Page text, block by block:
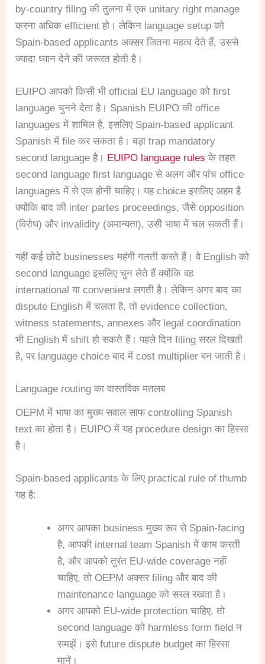
by-country filing की तुलना में एक unitary right manage
करना अधिक efficient हो। लेकिन language setup को
Spain-based applicants अक्सर जितना महत्व देते हैं, उससे
ज्यादा ध्यान देने की जरूरत होती है।
EUIPO आपको किसी भी official EU language को first
language चुनने देता है। Spanish EUIPO की office
languages में शामिल है, इसलिए Spain-based applicant
Spanish में file कर सकता है। बड़ा trap mandatory
second language है। EUIPO language rules के तहत
second language first language से अलग और पांच office
languages में से एक होनी चाहिए। यह choice इसलिए अहम है
क्योंकि बाद की inter partes proceedings, जैसे opposition
(विरोध) और invalidity (अमान्यता), उसी भाषा में चल सकती हैं।
यहीं कई छोटे businesses महंगी गलती करते हैं। वे English को
second language इसलिए चुन लेते हैं क्योंकि वह
international या convenient लगती है। लेकिन अगर बाद का
dispute English में चलता है, तो evidence collection,
witness statements, annexes और legal coordination
भी English में shift हो सकते हैं। पहले दिन filing सरल दिखती
है, पर language choice बाद में cost multiplier बन जाती है।
Language routing का वास्तविक मतलब
OEPM में भाषा का मुख्य सवाल साफ controlling Spanish
text का होता है। EUIPO में यह procedure design का हिस्सा
है।
Spain-based applicants के लिए practical rule of thumb
यह है:
अगर आपका business मुख्य रूप से Spain-facing
है, आपकी internal team Spanish में काम करती
है, और आपको तुरंत EU-wide coverage नहीं
चाहिए, तो OEPM अक्सर filing और बाद की
maintenance language को सरल रखता है।
अगर आपको EU-wide protection चाहिए, तो
second language को harmless form field न
समझें। इसे future dispute budget का हिस्सा
मानें।